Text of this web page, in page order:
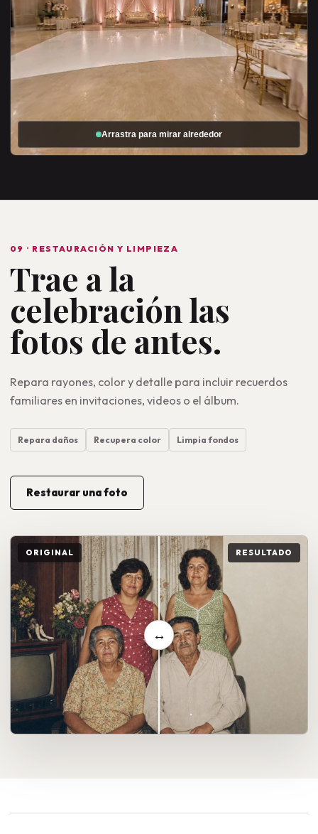
Arrastra para mirar alrededor
↔
ORIGINAL RESULTADO
09 · RESTAURACIÓN Y LIMPIEZA
Trae a la
celebración las
fotos de antes.
Repara rayones, color y detalle para incluir recuerdos
familiares en invitaciones, videos o el álbum.
Repara daños Recupera color Limpia fondos
Restaurar una foto